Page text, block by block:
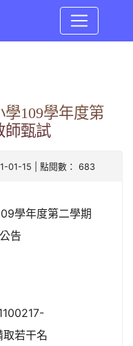
109學年度第
師甄試
01-15 | 點閱數： 683
學年度第二學期
告
取若干名